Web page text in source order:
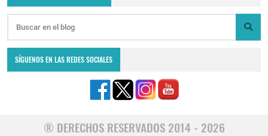
SÍGUENOS EN LAS REDES SOCIALES
® DERECHOS RESERVADOS 2014 - 2026